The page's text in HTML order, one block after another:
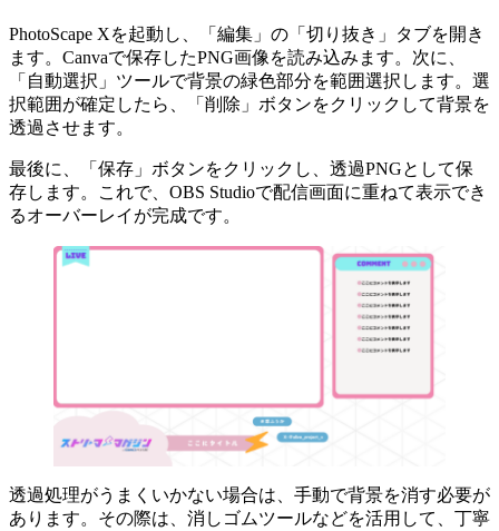
PhotoScape Xを起動し、「編集」の「切り抜き」タブを開き
ます。Canvaで保存したPNG画像を読み込みます。次に、
「自動選択」ツールで背景の緑色部分を範囲選択します。選
択範囲が確定したら、「削除」ボタンをクリックして背景を
透過させます。
最後に、「保存」ボタンをクリックし、透過PNGとして保
存します。これで、OBS Studioで配信画面に重ねて表示でき
るオーバーレイが完成です。
透過処理がうまくいかない場合は、手動で背景を消す必要が
あります。その際は、消しゴムツールなどを活用して、丁寧